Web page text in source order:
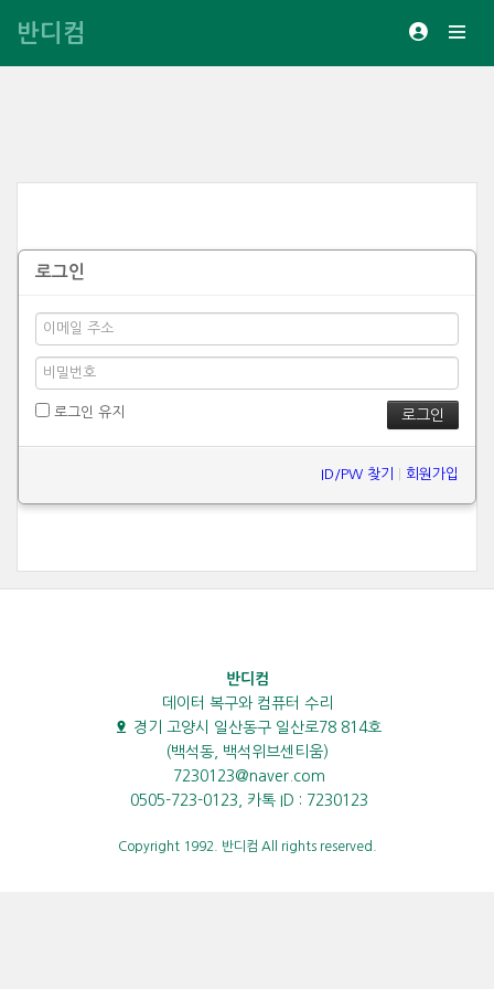
반디컴
로그인
로그인 유지
ID/PW 찾기 회원가입
반디컴
데이터 복구와 컴퓨터 수리
경기 고양시 일산동구 일산로78 814호
(백석동, 백석위브센티움)
7230123@naver.com
0505-723-0123, 카톡 ID : 7230123
Copyright 1992. 반디컴 All rights reserved.